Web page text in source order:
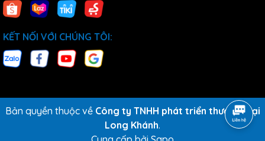
KẾT NỐI VỚI CHÚNG TÔI:
Bản quyền thuộc về Công ty TNHH phát triển thương mại
Long Khánh.